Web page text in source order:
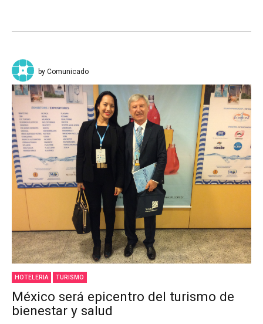
by Comunicado
HOTELERIA TURISMO
México será epicentro del turismo de
bienestar y salud